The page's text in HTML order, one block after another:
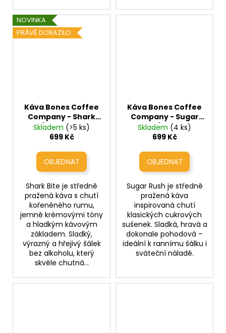
NOVINKA
PRÁVĚ DORAZILO
Káva Bones Coffee
Company - Shark
Bite (kořeněný rum
s krémovými tóny -
Skladem (>5 ks)
699 Kč
Shark Bite je středně
pražená káva s chutí
kořeněného rumu,
jemně krémovými tóny
a hladkým kávovým
základem. Sladký,
výrazný a hřejivý šálek
bez alkoholu, který
skvěle chutná...
Káva Bones Coffee
Company - Sugar
Rush (cukrové
sušenky)
Skladem (4 ks)
699 Kč
Sugar Rush je středně
pražená káva
inspirovaná chutí
klasických cukrových
sušenek. Sladká, hravá a
dokonale pohodová –
ideální k rannímu šálku i
sváteční náladě.